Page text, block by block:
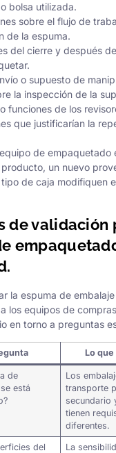
bolsa utilizada.
sobre el flujo de
de la espuma.
del cierre y después de
o supuesto de
la inspección de la
funciones de los
que justificarían la
de empaquetado
un nuevo
de caja modifiquen
de validación
la espuma de
los equipos de
en torno a preguntas
Lo que
de
está
Los
transporte
secundario
tienen
diferentes.
del
La